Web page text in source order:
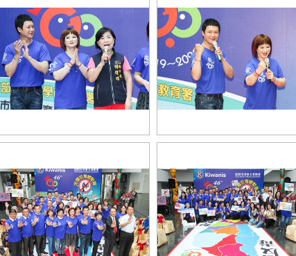
副市長楊瓊瓔出席國際同濟會台灣
會
活動代言人